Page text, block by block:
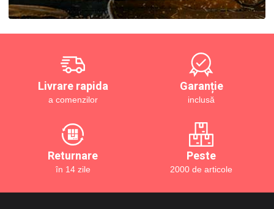
Livrare rapida
a comenzilor
Garanție
inclusă
Returnare
în 14 zile
Peste
2000 de articole